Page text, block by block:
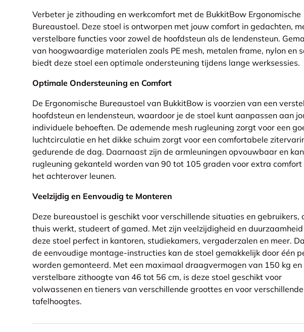
Verbeter je zithouding en werkcomfort met de BukkitBow Ergonomische
Bureaustoel. Deze stoel is ontworpen met jouw comfort in gedachten,
verstelbare functies voor zowel de hoofdsteun als de lendensteun.
van hoogwaardige materialen zoals PE mesh, metalen frame, nylon en
biedt deze stoel een optimale ondersteuning tijdens lange werksessies.
Optimale Ondersteuning en Comfort
De Ergonomische Bureaustoel van BukkitBow is voorzien van een
hoofdsteun en lendensteun, waardoor je de stoel kunt aanpassen aan
individuele behoeften. De ademende mesh rugleuning zorgt voor een
luchtcirculatie en het dikke schuim zorgt voor een comfortabele
gedurende de dag. Daarnaast zijn de armleuningen opvouwbaar en
rugleuning gekanteld worden van 90 tot 105 graden voor extra comfort
het achterover leunen.
Veelzijdig en Eenvoudig te Monteren
Deze bureaustoel is geschikt voor verschillende situaties en gebruikers,
thuis werkt, studeert of gamed. Met zijn veelzijdigheid en
deze stoel perfect in kantoren, studiekamers, vergaderzalen en meer.
de eenvoudige montage-instructies kan de stoel gemakkelijk door één
worden gemonteerd. Met een maximaal draagvermogen van 150 kg en
verstelbare zithoogte van 46 tot 56 cm, is deze stoel geschikt voor
volwassenen en tieners van verschillende groottes en voor verschillende
tafelhoogtes.